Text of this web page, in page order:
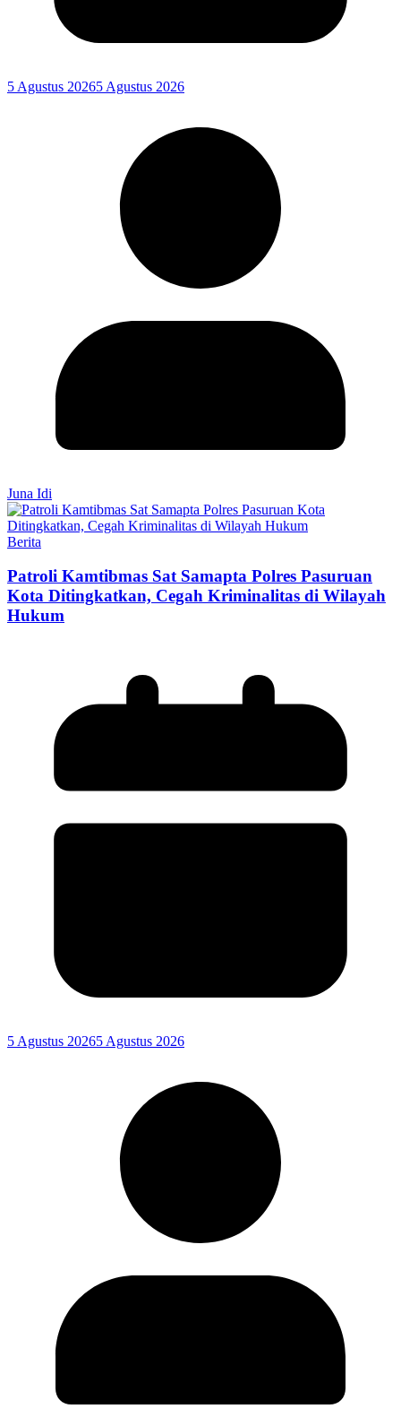
5 Agustus 20265 Agustus 2026
Juna Idi
Berita
Patroli Kamtibmas Sat Samapta Polres Pasuruan
Kota Ditingkatkan, Cegah Kriminalitas di Wilayah
Hukum
5 Agustus 20265 Agustus 2026